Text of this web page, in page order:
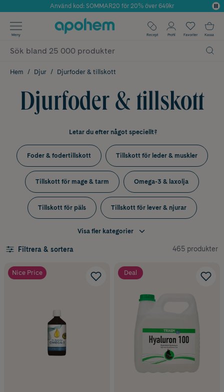
Årets Butik 2025 inom Skönhet
Använd kod: SOMMAR20 för 20% över 649kr
✓ Fri frakt
✓ Poäng på alla köp*
Meny Recept Profil Favoriter Kassa
Hem Djur Djurfoder & tillskott
Djurfoder & tillskott
Letar du efter något speciellt?
Foder & fodertillskott Tillskott för leder & muskler
Tillskott för mage & tarm Omega-3 & laxolja
Tillskott för päls Tillskott för lever & njurar
Tillskott för urinvägar Tillskott vid stress & oro
Visa fler kategorier
Filtrera & sortera 465 produkter
Nice Price Deal